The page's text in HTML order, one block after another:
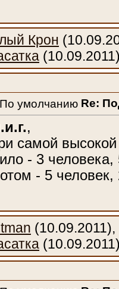
Крон
Re:
,
самой высокой
- 3
- 5
(10.09.2011),